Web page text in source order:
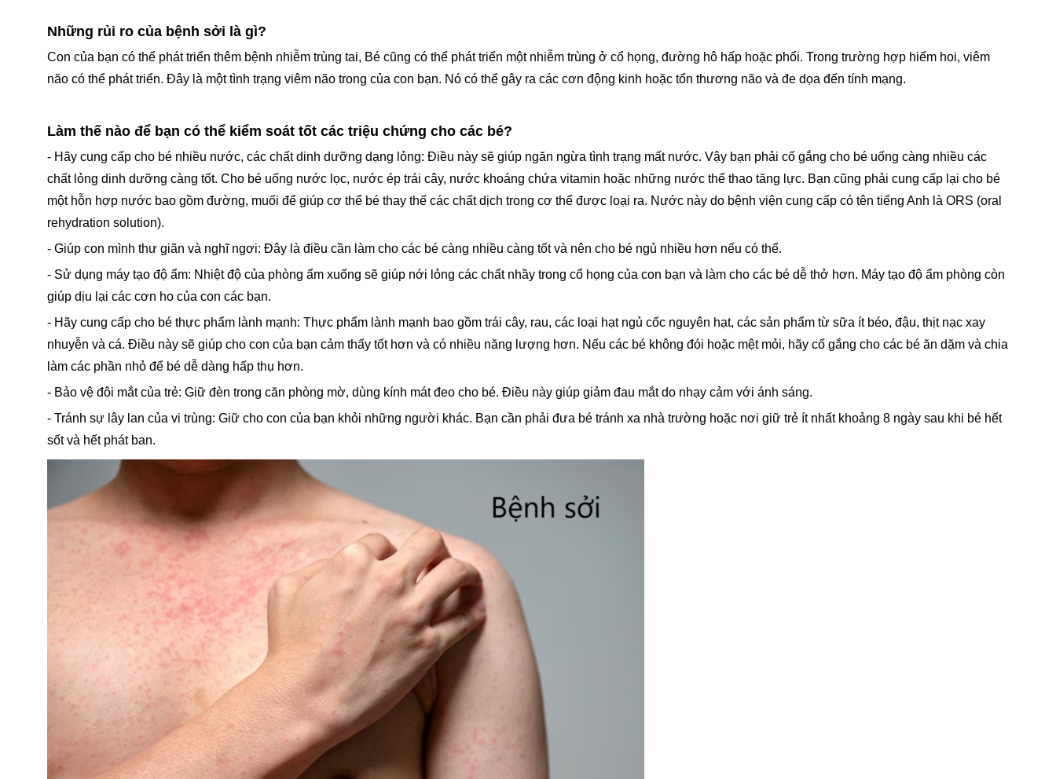
Những rủi ro của bệnh sởi là gì?
Con của bạn có thể phát triển thêm bệnh nhiễm trùng tai, Bé cũng có thể phát triển một nhiễm trùng ở cổ họng, đường hô hấp hoặc phổi. Trong trường hợp hiếm hoi, viêm
não có thể phát triển. Đây là một tình trạng viêm não trong của con bạn. Nó có thể gây ra các cơn động kinh hoặc tổn thương não và đe dọa đến tính mạng.
Làm thế nào để bạn có thể kiểm soát tốt các triệu chứng cho các bé?
- Hãy cung cấp cho bé nhiều nước, các chất dinh dưỡng dạng lỏng: Điều này sẽ giúp ngăn ngừa tình trạng mất nước. Vậy bạn phải cố gắng cho bé uống càng nhiều các
chất lỏng dinh dưỡng càng tốt. Cho bé uống nước lọc, nước ép trái cây, nước khoáng chứa vitamin hoặc những nước thể thao tăng lực. Bạn cũng phải cung cấp lại cho bé
một hỗn hợp nước bao gồm đường, muối để giúp cơ thể bé thay thế các chất dịch trong cơ thể được loại ra. Nước này do bệnh viện cung cấp có tên tiếng Anh là ORS (oral
rehydration solution).
- Giúp con mình thư giãn và nghĩ ngơi: Đây là điều cần làm cho các bé càng nhiều càng tốt và nên cho bé ngủ nhiều hơn nếu có thể.
- Sử dụng máy tạo độ ẩm: Nhiệt độ của phòng ẩm xuống sẽ giúp nới lỏng các chất nhầy trong cổ họng của con bạn và làm cho các bé dễ thở hơn. Máy tạo độ ẩm phòng còn
giúp dịu lại các cơn ho của con các bạn.
- Hãy cung cấp cho bé thực phẩm lành mạnh: Thực phẩm lành mạnh bao gồm trái cây, rau, các loại hạt ngủ cốc nguyên hạt, các sản phẩm từ sữa ít béo, đậu, thịt nạc xay
nhuyễn và cá. Điều này sẽ giúp cho con của bạn cảm thấy tốt hơn và có nhiều năng lượng hơn. Nếu các bé không đói hoặc mệt mỏi, hãy cố gắng cho các bé ăn dặm và chia
làm các phần nhỏ để bé dễ dàng hấp thụ hơn.
- Bảo vệ đôi mắt của trẻ: Giữ đèn trong căn phòng mờ, dùng kính mát đeo cho bé. Điều này giúp giảm đau mắt do nhạy cảm với ánh sáng.
- Tránh sự lây lan của vi trùng: Giữ cho con của bạn khỏi những người khác. Bạn cần phải đưa bé tránh xa nhà trường hoặc nơi giữ trẻ ít nhất khoảng 8 ngày sau khi bé hết
sốt và hết phát ban.